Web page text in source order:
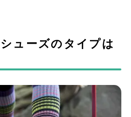
ューズのタイプは